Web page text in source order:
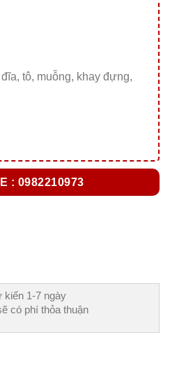
tô, muỗng, khay đựng,
: 0982210973
kiến 1-7 ngày
có phí thỏa thuận